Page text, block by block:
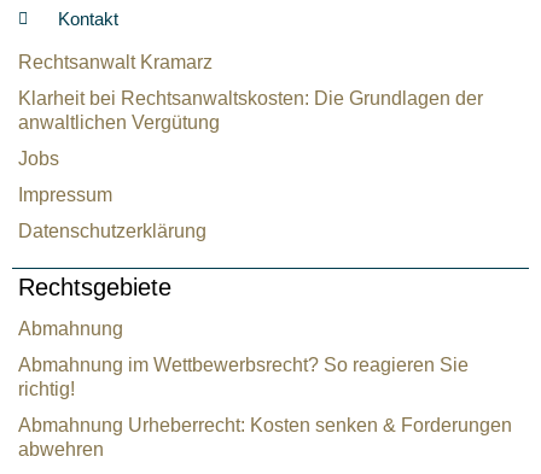
Kontakt
Rechtsanwalt Kramarz
Klarheit bei Rechtsanwaltskosten: Die Grundlagen der
anwaltlichen Vergütung
Jobs
Impressum
Datenschutzerklärung
Rechtsgebiete
Abmahnung
Abmahnung im Wettbewerbsrecht? So reagieren Sie
richtig!
Abmahnung Urheberrecht: Kosten senken & Forderungen
abwehren